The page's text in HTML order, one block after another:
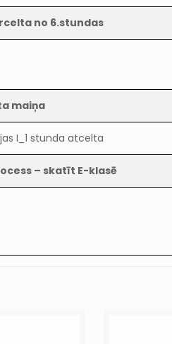
no 6.stundas
maiņa
I_1 stunda atcelta
– skatīt E-klasē